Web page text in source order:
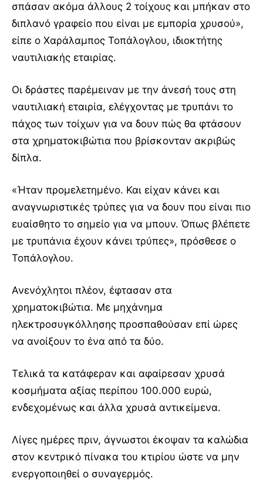
σπάσαν ακόμα άλλους 2 τοίχους και μπήκαν στο
διπλανό γραφείο που είναι με εμπορία χρυσού»,
είπε ο Χαράλαμπος Τοπάλογλου, ιδιοκτήτης
ναυτιλιακής εταιρίας.
Οι δράστες παρέμειναν με την άνεσή τους στη
ναυτιλιακή εταιρία, ελέγχοντας με τρυπάνι το
πάχος των τοίχων για να δουν πώς θα φτάσουν
στα χρηματοκιβώτια που βρίσκονταν ακριβώς
δίπλα.
«Ήταν προμελετημένο. Και είχαν κάνει και
αναγνωριστικές τρύπες για να δουν που είναι πιο
ευαίσθητο το σημείο για να μπουν. Όπως βλέπετε
με τρυπάνια έχουν κάνει τρύπες», πρόσθεσε ο
Τοπάλογλου.
Ανενόχλητοι πλέον, έφτασαν στα
χρηματοκιβώτια. Με μηχάνημα
ηλεκτροσυγκόλλησης προσπαθούσαν επί ώρες
να ανοίξουν το ένα από τα δύο.
Τελικά τα κατάφεραν και αφαίρεσαν χρυσά
κοσμήματα αξίας περίπου 100.000 ευρώ,
ενδεχομένως και άλλα χρυσά αντικείμενα.
Λίγες ημέρες πριν, άγνωστοι έκοψαν τα καλώδια
στον κεντρικό πίνακα του κτιρίου ώστε να μην
ενεργοποιηθεί ο συναγερμός.